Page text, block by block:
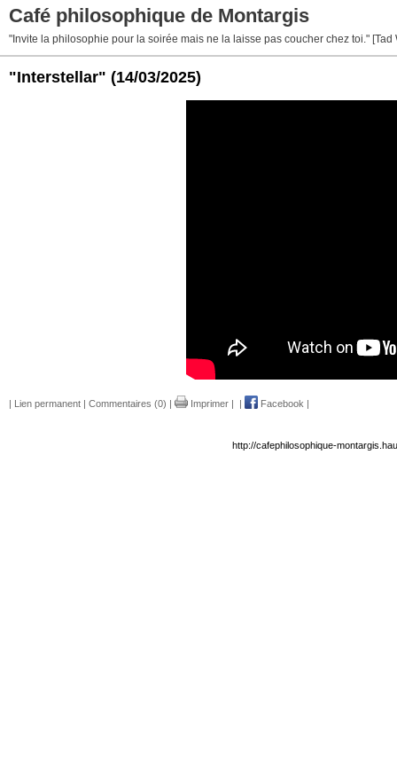
Café philosophique de Montargis
"Invite la philosophie pour la soirée mais ne la laisse pas coucher chez toi." [Tad
"Interstellar" (14/03/2025)
| Lien permanent | Commentaires (0) | Imprimer | | Facebook |
http://cafephilosophique-